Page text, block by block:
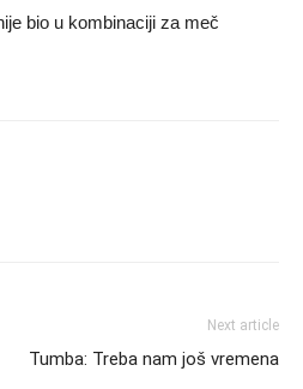
bio u kombinaciji za meč
Next article
Tumba: Treba nam još vremena